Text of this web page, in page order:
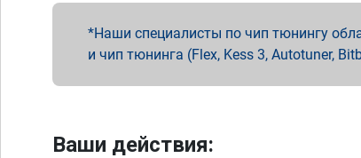
Наши специалисты по чип тюнингу
и чип тюнинга (Flex, Kess 3, Autotuner,
Ваши действия: